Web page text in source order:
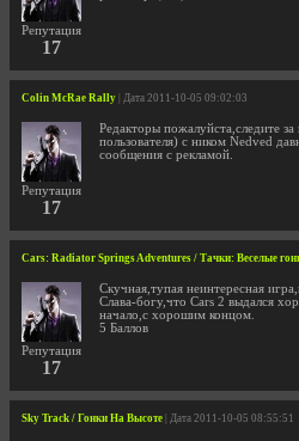
Репутация
17
Colin McRae Rally | Дата 2011-10-05 09:02:03
Репутация
17
Редакторы пожалуйста,следите
пользователя) с ником Nedved
сообщения с рекламой.
Cars: Radiator Springs Adventures / Тачки: Веселые
Репутация
17
Скучная,тупая неинтересная
Слава-богу,что Cars 2 выдался
начало,с хорошим концом.
5 Баллов
Sky Track / Гонки На Высоте | Дата 2011-10-05 08:55:51